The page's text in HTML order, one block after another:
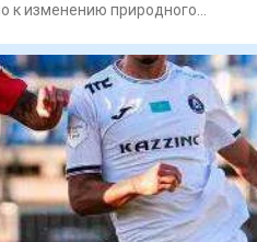
к изменению природного